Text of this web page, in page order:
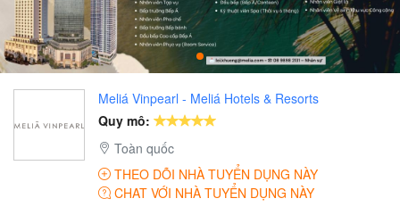
Meliá Vinpearl - Meliá Hotels & Resorts
Quy mô:
Toàn quốc
THEO DÕI NHÀ TUYỂN DỤNG NÀY
CHAT VỚI NHÀ TUYỂN DỤNG NÀY